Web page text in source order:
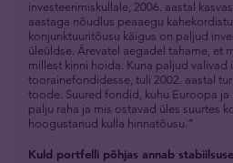
investeerimiskullale, 2006. aastal
aastaga nõudlus peaaegu
konjunktuuritõusu käigus on paljud
üleüldse. Ärevatel aegadel tahame, et
millest kinni hoida. Kuna paljud valivad
toorainefondidesse, tuli 2002. aastal
toode. Suured fondid, kuhu Euroopa ja
palju raha ja mis ostavad üles suurtes
hoogustanud kulla hinnatõusu.”
Kuld portfelli põhjas annab stabiilsuse